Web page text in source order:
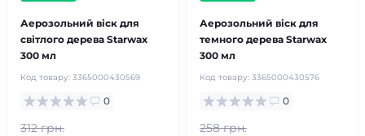
Аерозольний віск для
світлого дерева Starwax
300 мл
Код товару: 3365000430569
0
312 грн.
Аерозольний віск для
темного дерева Starwax
300 мл
Код товару: 3365000430576
0
258 грн.